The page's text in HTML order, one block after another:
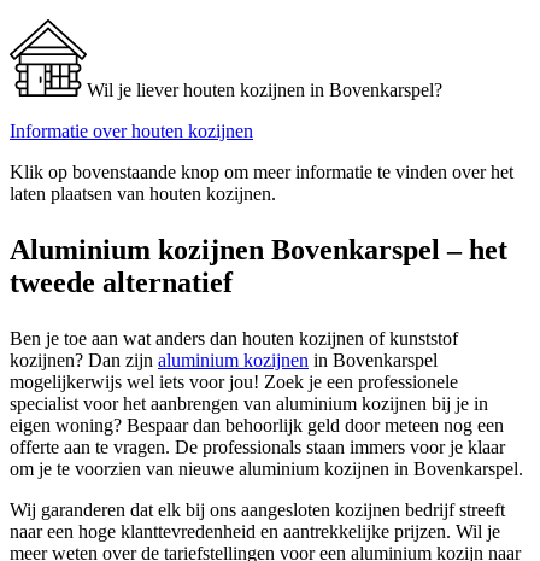
Wil je liever houten kozijnen in Bovenkarspel?
Informatie over houten kozijnen
Klik op bovenstaande knop om meer informatie te vinden over het
laten plaatsen van houten kozijnen.
Aluminium kozijnen Bovenkarspel – het
tweede alternatief
Ben je toe aan wat anders dan houten kozijnen of kunststof
kozijnen? Dan zijn aluminium kozijnen in Bovenkarspel
mogelijkerwijs wel iets voor jou! Zoek je een professionele
specialist voor het aanbrengen van aluminium kozijnen bij je in
eigen woning? Bespaar dan behoorlijk geld door meteen nog een
offerte aan te vragen. De professionals staan immers voor je klaar
om je te voorzien van nieuwe aluminium kozijnen in Bovenkarspel.
Wij garanderen dat elk bij ons aangesloten kozijnen bedrijf streeft
naar een hoge klanttevredenheid en aantrekkelijke prijzen. Wil je
meer weten over de tariefstellingen voor een aluminium kozijn naar